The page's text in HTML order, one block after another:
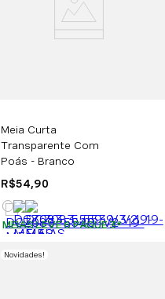
Meia Curta
Transparente Com
Poás - Branco
R$54,90
MEIAS LEVE 6 PAGUE 3*
Novidades!